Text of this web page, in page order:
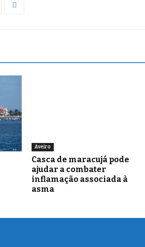
Aveiro
Casca de maracujá pode
ajudar a combater
inflamação associada à
asma